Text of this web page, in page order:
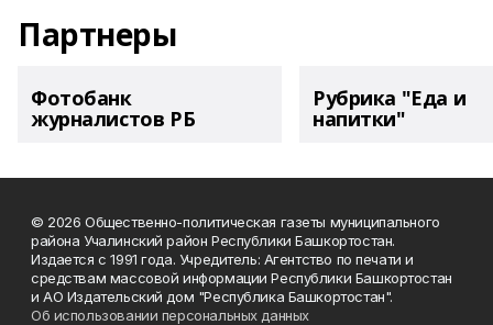
Партнеры
Фотобанк
журналистов РБ
Рубрика "Еда и
напитки"
© 2026 Общественно-политическая газеты муниципального
района Учалинский район Республики Башкортостан.
Издается с 1991 года. Учредитель: Агентство по печати и
средствам массовой информации Республики Башкортостан
и АО Издательский дом "Республика Башкортостан".
Об использовании персональных данных